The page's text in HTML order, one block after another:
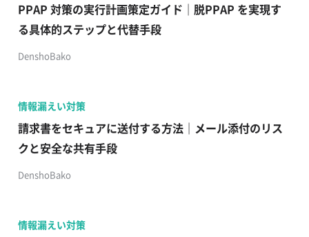
PPAP 対策の実行計画策定ガイド｜脱PPAP を実現す
る具体的ステップと代替手段
DenshoBako
情報漏えい対策
請求書をセキュアに送付する方法｜メール添付のリス
クと安全な共有手段
DenshoBako
情報漏えい対策